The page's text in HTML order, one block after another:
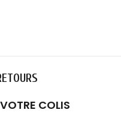
COLIS